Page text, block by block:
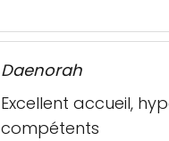
Daenorah
Excellent accueil,
compétents